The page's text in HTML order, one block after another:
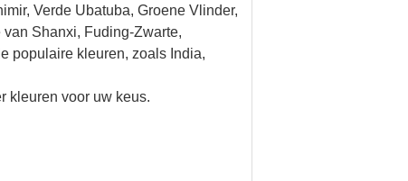
Verde Ubatuba, Groene Vlinder,
Shanxi, Fuding-Zwarte,
populaire kleuren, zoals India,
kleuren voor uw keus.